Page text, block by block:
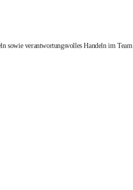
sowie verantwortungsvolles Handeln im Team